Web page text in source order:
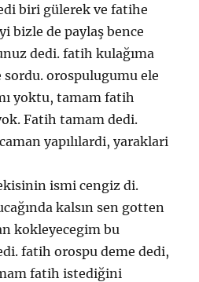
biri gülerek ve fatihe
bizle de paylaş bence
dedi. fatih kulağıma
sordu. orospulugumu ele
yoktu, tamam fatih
Fatih tamam dedi.
yapılılardi, yaraklari
ismi cengiz di.
kalsın sen gotten
kokleyecegim bu
fatih orospu deme dedi,
fatih istediğini